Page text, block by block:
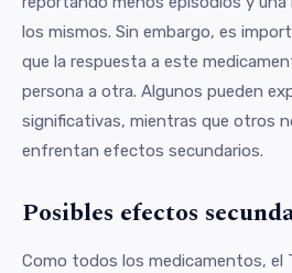
los mismos. Sin embargo, es
que la respuesta a este
persona a otra. Algunos pueden
significativas, mientras que otros
enfrentan efectos secundarios.
Posibles efectos
Como todos los medicamentos, el